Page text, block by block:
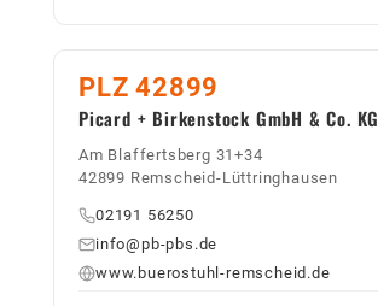
PLZ 42899
Picard + Birkenstock GmbH & Co. KG
Am Blaffertsberg 31+34
42899 Remscheid-Lüttringhausen
02191 56250
info@pb-pbs.de
www.buerostuhl-remscheid.de